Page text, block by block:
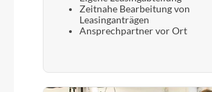
Zeitnahe Bearbeitung von
Leasinganträgen
Ansprechpartner vor Ort